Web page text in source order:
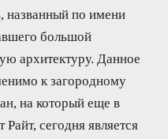
названный по имени
большой
архитектуру. Данное
к загородному
на который еще в
Райт, сегодня является